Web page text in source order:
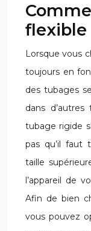
flexible
Lorsque vous
toujours en
des tubages
dans
tubage rigide
pas qu’il faut
taille
l’appareil de
Afin de bien
vous pouvez